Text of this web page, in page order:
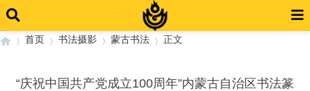
首页 书法摄影 蒙古书法 正文
“庆祝中国共产党成立100周年”内蒙古自治区书法篆